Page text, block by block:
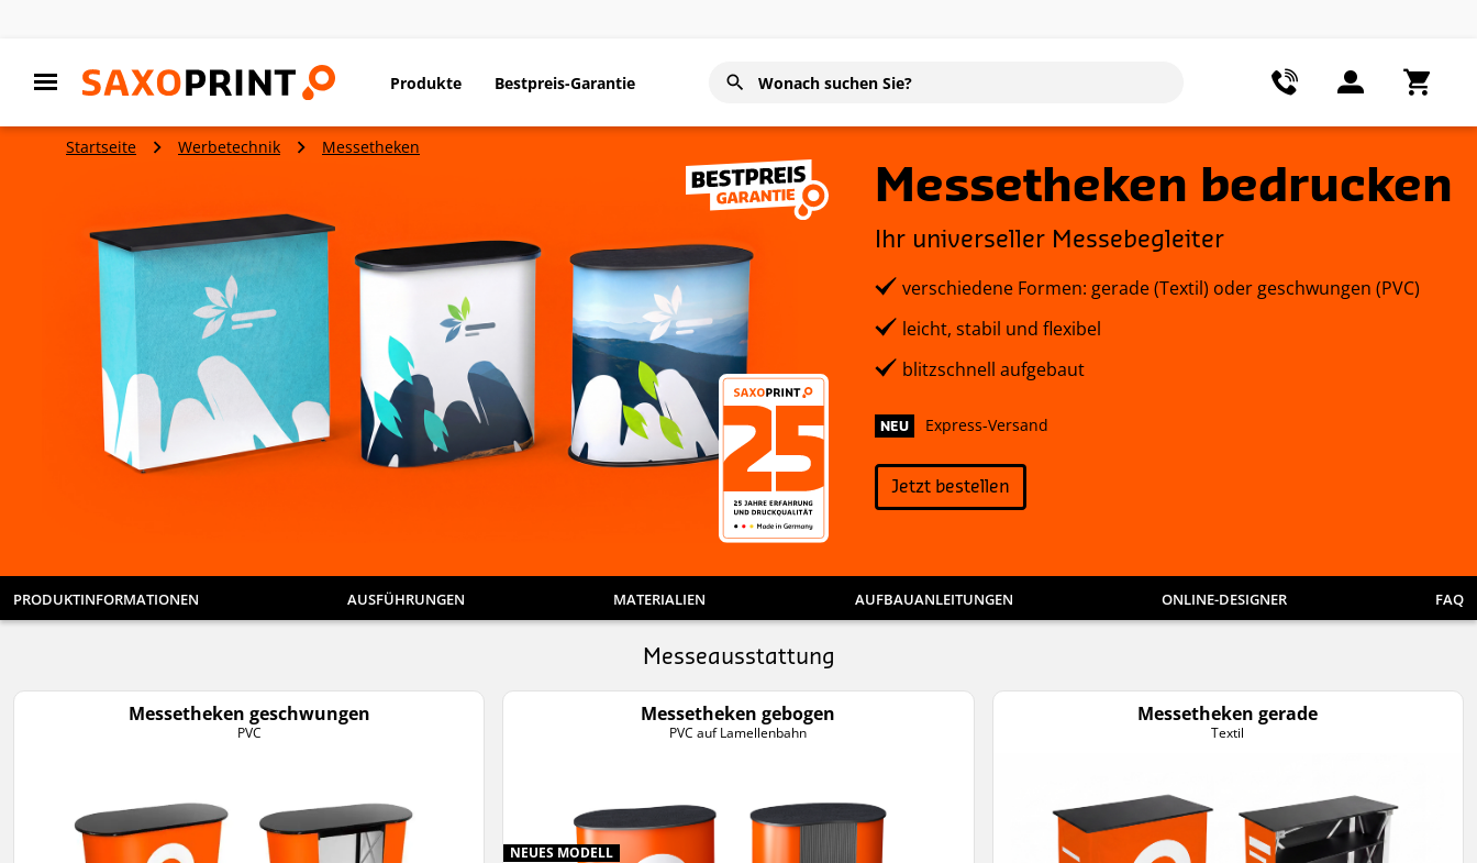
Produkte Bestpreis-Garantie
Startseite Werbetechnik Messetheken
Messetheken bedrucken
Ihr universeller Messebegleiter
verschiedene Formen: gerade (Textil) oder geschwungen (PVC)
leicht, stabil und flexibel
blitzschnell aufgebaut
NEU Express-Versand
Jetzt bestellen
PRODUKTINFORMATIONEN AUSFÜHRUNGEN MATERIALIEN AUFBAUANLEITUNGEN ONLINE-DESIGNER FAQ
Messeausstattung
Messetheken geschwungen
PVC
Messetheken gebogen
PVC auf Lamellenbahn
NEUES MODELL
Messetheken gerade
Textil